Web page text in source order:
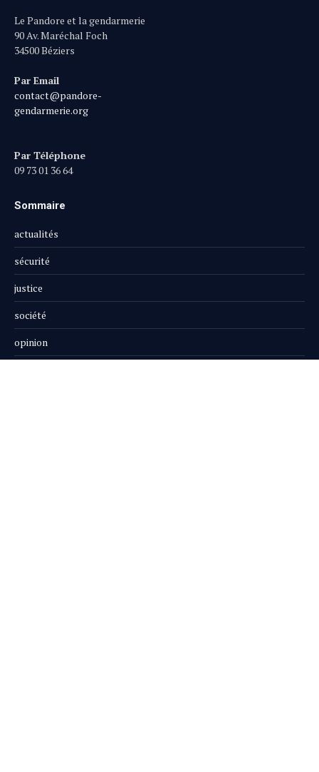
Le Pandore et la gendarmerie
90 Av. Maréchal Foch
34500 Béziers
Par Email
contact@pandore-
gendarmerie.org
Par Téléphone
09 73 01 36 64
Sommaire
actualités
sécurité
justice
société
opinion